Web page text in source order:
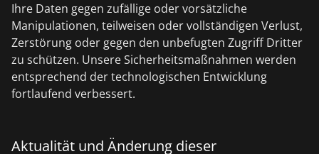
Ihre Daten gegen zufällige oder vorsätzliche
Manipulationen, teilweisen oder vollständigen Verlust,
Zerstörung oder gegen den unbefugten Zugriff Dritter
zu schützen. Unsere Sicherheitsmaßnahmen werden
entsprechend der technologischen Entwicklung
fortlaufend verbessert.
Aktualität und Änderung dieser